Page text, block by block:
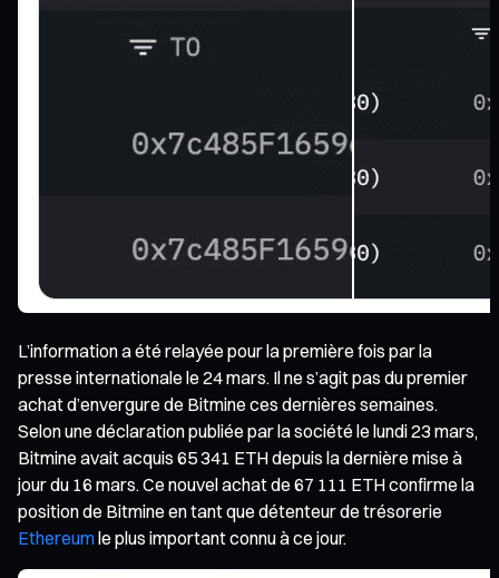
L’information a été relayée pour la première fois par la
presse internationale le 24 mars. Il ne s’agit pas du premier
achat d’envergure de Bitmine ces dernières semaines.
Selon une déclaration publiée par la société le lundi 23 mars,
Bitmine avait acquis 65 341 ETH depuis la dernière mise à
jour du 16 mars. Ce nouvel achat de 67 111 ETH confirme la
position de Bitmine en tant que détenteur de trésorerie
Ethereumle plus important connu à ce jour.